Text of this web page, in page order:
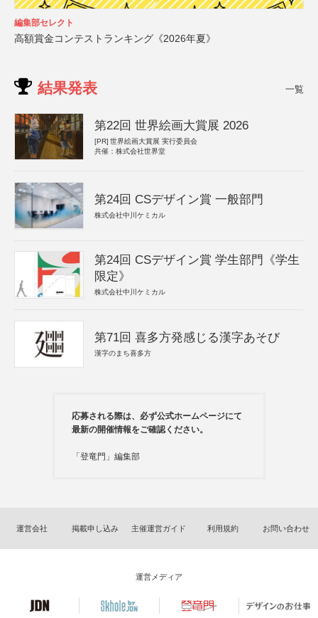
編集部セレクト
高額賞金コンテストランキング《2026年夏》
結果発表 一覧
第22回 世界絵画大賞展 2026
[PR] 世界絵画大賞展 実行委員会
共催：株式会社世界堂
第24回 CSデザイン賞 一般部門
株式会社中川ケミカル
第24回 CSデザイン賞 学生部門《学生
限定》
株式会社中川ケミカル
第71回 喜多方発感じる漢字あそび
漢字のまち喜多方
応募される際は、必ず公式ホームページにて
最新の開催情報をご確認ください。
「登竜門」編集部
運営会社 掲載申し込み 主催運営ガイド 利用規約 お問い合わせ
運営メディア